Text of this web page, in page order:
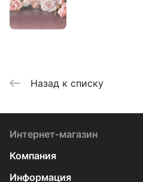
Назад к списку
Интернет-магазин
Компания
Информация